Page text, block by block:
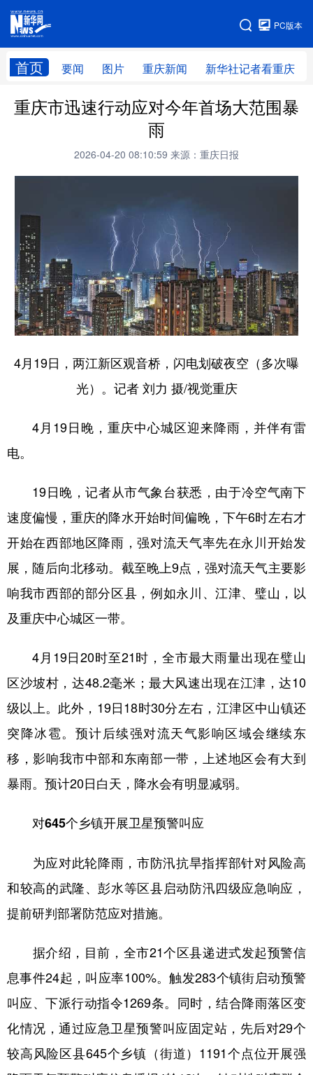
PC版本
首页 要闻 图片 重庆新闻 新华社记者看重庆
网站地图
重庆市迅速行动应对今年首场大范围暴
雨
2026-04-20 08:10:59 来源：重庆日报
4月19日，两江新区观音桥，闪电划破夜空（多次曝
光）。记者 刘力 摄/视觉重庆
4月19日晚，重庆中心城区迎来降雨，并伴有雷
电。
19日晚，记者从市气象台获悉，由于冷空气南下
速度偏慢，重庆的降水开始时间偏晚，下午6时左右才
开始在西部地区降雨，强对流天气率先在永川开始发
展，随后向北移动。截至晚上9点，强对流天气主要影
响我市西部的部分区县，例如永川、江津、璧山，以
及重庆中心城区一带。
4月19日20时至21时，全市最大雨量出现在璧山
区沙坡村，达48.2毫米；最大风速出现在江津，达10
级以上。此外，19日18时30分左右，江津区中山镇还
突降冰雹。预计后续强对流天气影响区域会继续东
移，影响我市中部和东南部一带，上述地区会有大到
暴雨。预计20日白天，降水会有明显减弱。
对645个乡镇开展卫星预警叫应
为应对此轮降雨，市防汛抗旱指挥部针对风险高
和较高的武隆、彭水等区县启动防汛四级应急响应，
提前研判部署防范应对措施。
据介绍，目前，全市21个区县递进式发起预警信
息事件24起，叫应率100%。触发283个镇街启动预警
叫应、下派行动指令1269条。同时，结合降雨落区变
化情况，通过应急卫星预警叫应固定站，先后对29个
较高风险区县645个乡镇（街道）1191个点位开展强